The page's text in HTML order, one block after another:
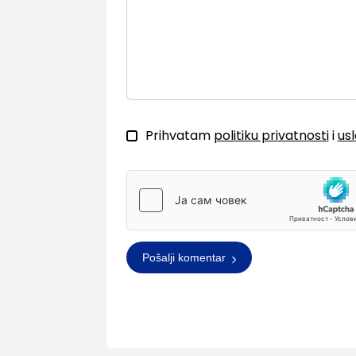
Prihvatam politiku privatnostii
Pošalji komentar